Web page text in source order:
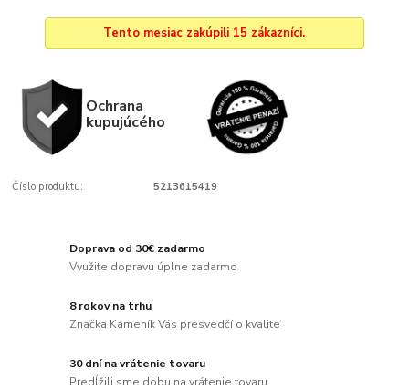
Tento mesiac zakúpili 15 zákazníci.
Ochrana
kupujúcého
Číslo produktu: 5213615419
Doprava od 30€ zadarmo
Využite dopravu úplne zadarmo
8 rokov na trhu
Značka Kameník Vás presvedčí o kvalite
30 dní na vrátenie tovaru
Predĺžili sme dobu na vrátenie tovaru